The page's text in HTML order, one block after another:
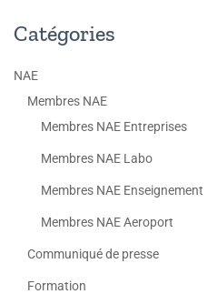
Catégories
NAE
Membres NAE
Membres NAE Entreprises
Membres NAE Labo
Membres NAE Enseignement
Membres NAE Aeroport
Communiqué de presse
Formation